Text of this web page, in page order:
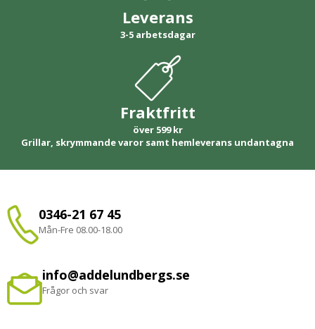
Leverans
3-5 arbetsdagar
Fraktfritt
över 599 kr
Grillar, skrymmande varor samt hemleverans undantagna
0346-21 67 45
Mån-Fre 08.00-18.00
info@addelundbergs.se
Frågor och svar